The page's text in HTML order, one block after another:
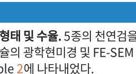
태 및 수율.5종의 천연검
의 광학현미경 및 FE-
2에 나타내었다.